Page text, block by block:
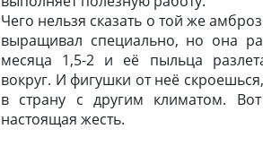
Чего нельзя сказать о той же
выращивал специально, но она
месяца 1,5-2 и её пыльца
вокруг. И фигушки от неё
в страну с другим климатом.
настоящая жесть.